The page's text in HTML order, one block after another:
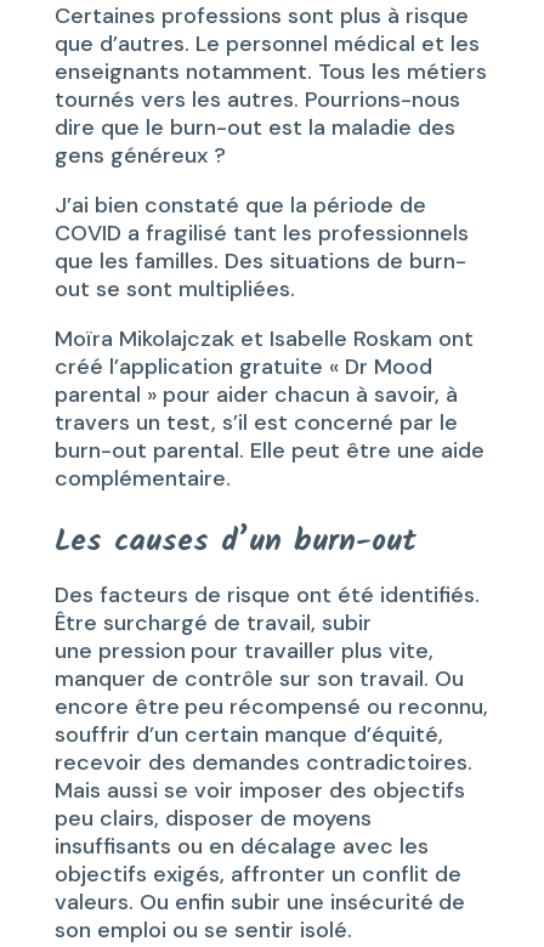
Certaines professions sont plus à risque
que d’autres. Le personnel médical et les
enseignants notamment. Tous les métiers
tournés vers les autres. Pourrions-nous
dire que le burn-out est la maladie des
gens généreux ?
J’ai bien constaté que la période de
COVID a fragilisé tant les professionnels
que les familles. Des situations de burn-
out se sont multipliées.
Moïra Mikolajczak et Isabelle Roskam ont
créé l’application gratuite « Dr Mood
parental » pour aider chacun à savoir, à
travers un test, s’il est concerné par le
burn-out parental. Elle peut être une aide
complémentaire.
Les causes d’un burn-out
Des facteurs de risque ont été identifiés.
Être surchargé de travail, subir
une pression pour travailler plus vite,
manquer de contrôle sur son travail. Ou
encore être peu récompensé ou reconnu,
souffrir d’un certain manque d’équité,
recevoir des demandes contradictoires.
Mais aussi se voir imposer des objectifs
peu clairs, disposer de moyens
insuffisants ou en décalage avec les
objectifs exigés, affronter un conflit de
valeurs. Ou enfin subir une insécurité de
son emploi ou se sentir isolé.